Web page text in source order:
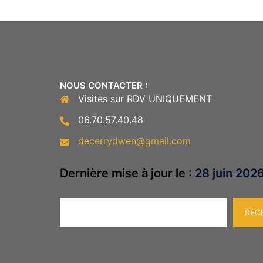
NOUS CONTACTER :
Visites sur RDV UNIQUEMENT
06.70.57.40.48
decerrydwen@gmail.com
Dernière mise à jour le : 28 juin